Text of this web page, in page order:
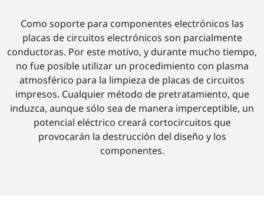
Como soporte para componentes electrónicos las
placas de circuitos electrónicos son parcialmente
conductoras. Por este motivo, y durante mucho tiempo,
no fue posible utilizar un procedimiento con plasma
atmosférico para la limpieza de placas de circuitos
impresos. Cualquier método de pretratamiento, que
induzca, aunque sólo sea de manera imperceptible, un
potencial eléctrico creará cortocircuitos que
provocarán la destrucción del diseño y los
componentes.